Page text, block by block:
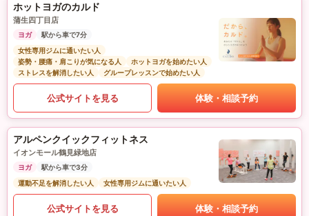
ホットヨガのカルド
蒲生四丁目店
ヨガ
駅から車で7分
女性専用ジムに通いたい人
姿勢・腰痛・肩こりが気になる人
ホットヨガを始めたい人
ストレスを解消したい人
グループレッスンで始めたい人
公式サイトを見る 体験・相談予約
アルペンクイックフィットネス
イオンモール鶴見緑地店
ヨガ
駅から車で3分
運動不足を解消したい人
女性専用ジムに通いたい人
公式サイトを見る 体験・相談予約